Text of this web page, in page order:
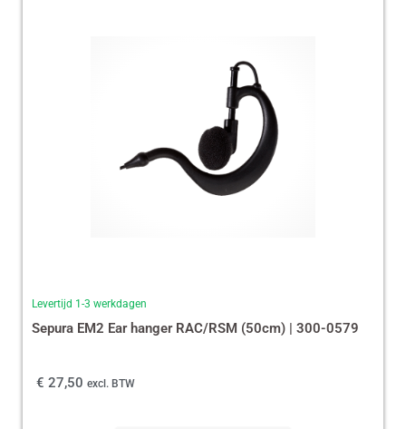
Levertijd 1-3 werkdagen
Sepura EM2 Ear hanger RAC/RSM (50cm) | 300-0579
€ 27,50 excl. BTW